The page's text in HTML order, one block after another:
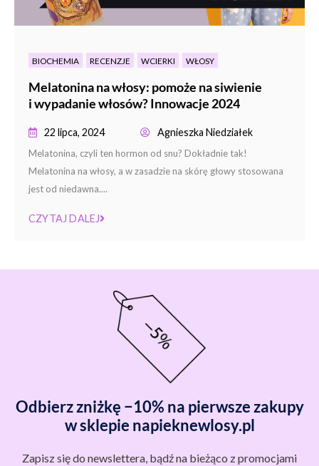
BIOCHEMIA RECENZJE WCIERKI WŁOSY
Melatonina na włosy: pomoże na siwienie
i wypadanie włosów? Innowacje 2024
22 lipca, 2024 Agnieszka Niedziałek
Melatonina, czyli ten hormon od snu? Dokładnie tak!
Melatonina na włosy, a w zasadzie na skórę głowy stosowana
jest od niedawna....
CZYTAJ DALEJ
Odbierz zniżkę −10% na pierwsze zakupy
w sklepie napieknewlosy.pl
Zapisz się do newslettera, bądź na bieżąco z promocjami